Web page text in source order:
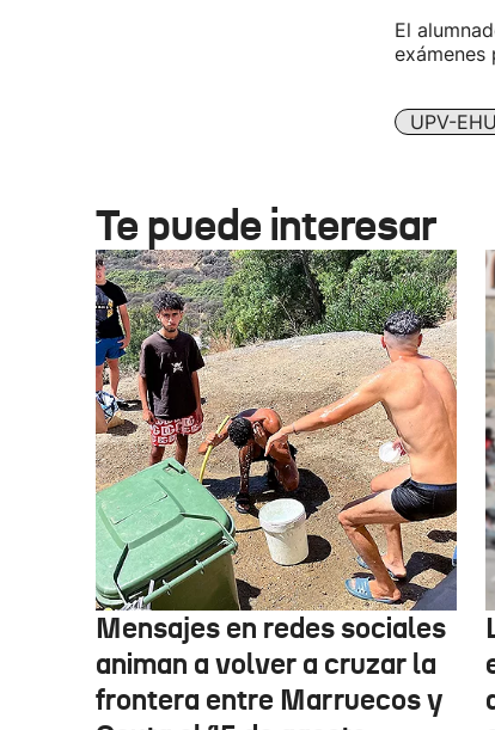
El
UPV-EHU
Te puede interesar
Mensajes en redes sociales
animan a volver a cruzar la
frontera entre Marruecos y